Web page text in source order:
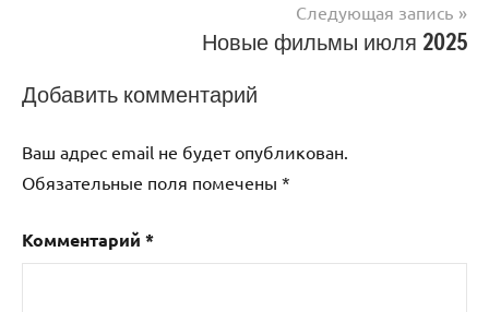
Следующая запись
Новые фильмы июля 2025
Добавить комментарий
Ваш адрес email не будет опубликован.
Обязательные поля помечены *
Комментарий *